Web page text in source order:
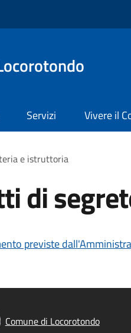
Servizi Vivere il
e istruttoria
di
previste
Comune di Locorotondo